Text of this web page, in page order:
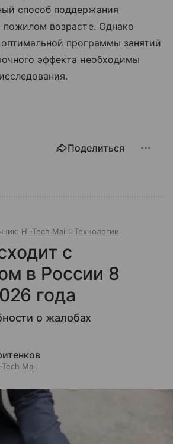
способ поддержания
пожилом возрасте. Однако
программы занятий
эффекта необходимы
Поделиться
Hi-Tech Mail Технологии
с
в России 8
года
о жалобах
Mail